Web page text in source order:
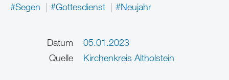
#Segen #Gottesdienst #Neujahr
Datum
05.01.2023
Quelle
Kirchenkreis Altholstein